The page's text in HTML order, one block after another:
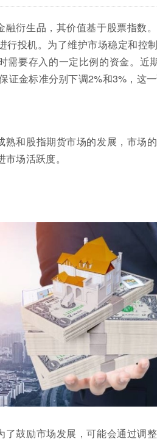
融衍生品，其价值基于股票指数
行投机。为了维护市场稳定和控
需要存入的一定比例的资金。近
证金标准分别下调2%和3%，这
熟和股指期货市场的发展，市场
场活跃度。
了鼓励市场发展，可能会通过调